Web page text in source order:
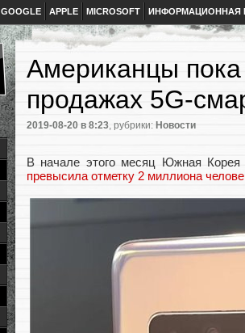
GOOGLE APPLE MICROSOFT ИНФОРМАЦИОННАЯ
Американцы
продажах 5G-
2019-08-20 в 8:23, рубрики: Новости
В начале этого месяц Южная Корея
превысила отметку 2 миллиона